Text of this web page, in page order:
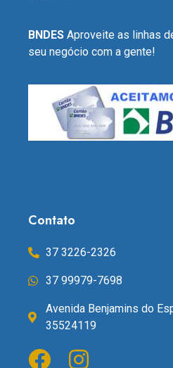
BNDES Aproveite as linhas
seu negócio com a gente!
Contato
37 3226-2326
37 99979-7698
Avenida Benjamins do
35524119